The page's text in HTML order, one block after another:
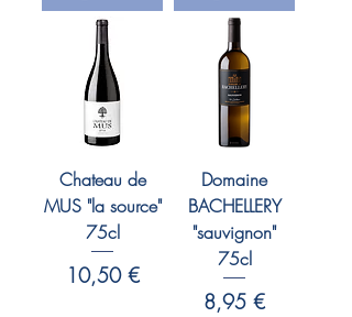
Chateau de
MUS "la source"
75cl
Precio
10,50 €
Domaine
BACHELLERY
"sauvignon"
75cl
Precio
8,95 €